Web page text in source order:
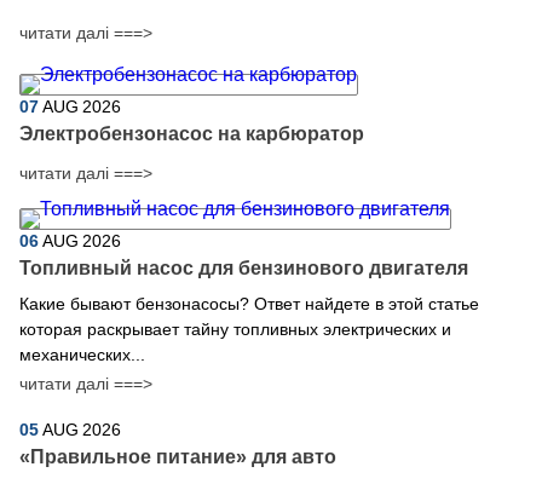
читати далі ===>
07AUG 2026
Электробензонасос на карбюратор
читати далі ===>
06AUG 2026
Топливный насос для бензинового двигателя
Какие бывают бензонасосы? Ответ найдете в этой статье
которая раскрывает тайну топливных электрических и
механических...
читати далі ===>
05AUG 2026
​«Правильное питание» для авто